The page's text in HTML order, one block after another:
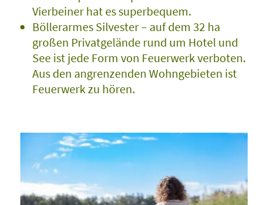
Vierbeiner hat es superbequem.
Böllerarmes Silvester – auf dem 32 ha
großen Privatgelände rund um Hotel und
See ist jede Form von Feuerwerk verboten.
Aus den angrenzenden Wohngebieten ist
Feuerwerk zu hören.